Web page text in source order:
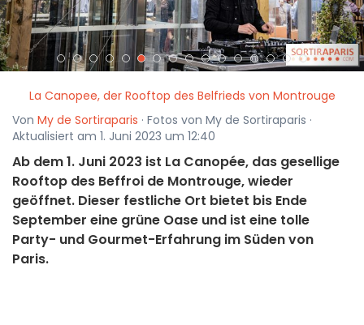
La Canopee, der Rooftop des Belfrieds von Montrouge
Von My de Sortiraparis · Fotos von My de Sortiraparis ·
Aktualisiert am 1. Juni 2023 um 12:40
Ab dem 1. Juni 2023 ist La Canopée, das gesellige
Rooftop des Beffroi de Montrouge, wieder
geöffnet. Dieser festliche Ort bietet bis Ende
September eine grüne Oase und ist eine tolle
Party- und Gourmet-Erfahrung im Süden von
Paris.